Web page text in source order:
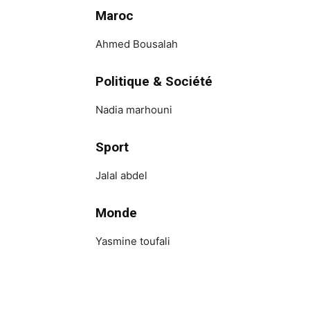
Maroc
Ahmed Bousalah
Politique & Société
Nadia marhouni
Sport
Jalal abdel
Monde
Yasmine toufali